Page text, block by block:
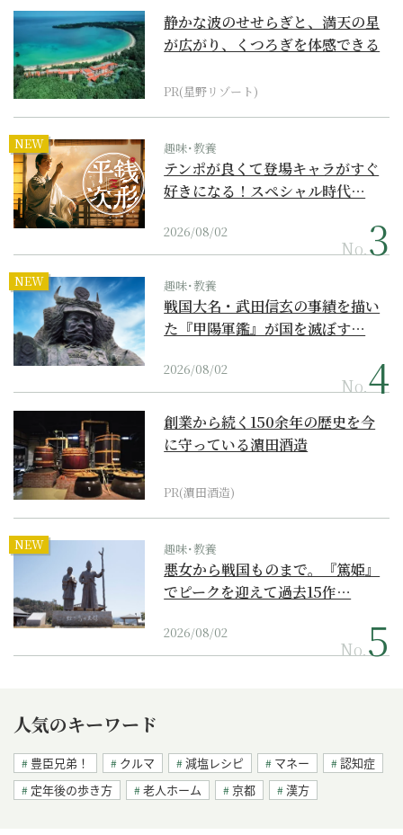
静かな波のせせらぎと、満天の星
が広がり、くつろぎを体感できる
PR(星野リゾート)
NEW 趣味･教養
テンポが良くて登場キャラがすぐ
好きになる！スペシャル時代…
2026/08/02
No.
NEW 趣味･教養
戦国大名・武田信玄の事績を描い
た『甲陽軍鑑』が国を滅ぼす…
2026/08/02
No.
創業から続く150余年の歴史を今
に守っている濵田酒造
PR(濵田酒造)
NEW 趣味･教養
悪女から戦国ものまで。『篤姫』
でピークを迎えて過去15作…
2026/08/02
No.
人気のキーワード
豊臣兄弟！ クルマ 減塩レシピ マネー
認知症
定年後の歩き方
老人ホーム 京都 漢方